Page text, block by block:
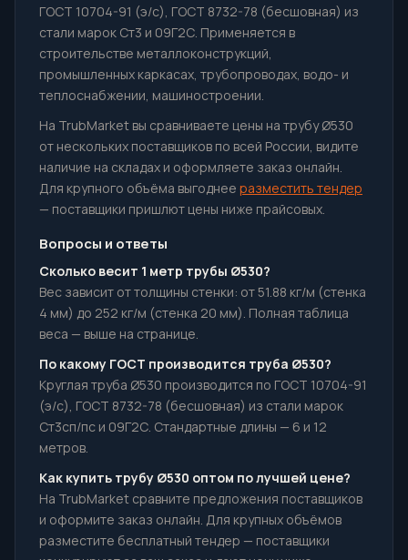
ГОСТ 10704-91 (э/с), ГОСТ 8732-78 (бесшовная) из
стали марок Ст3 и 09Г2С. Применяется в
строительстве металлоконструкций,
промышленных каркасах, трубопроводах, водо- и
теплоснабжении, машиностроении.
На TrubMarket вы сравниваете цены на трубу Ø530
от нескольких поставщиков по всей России, видите
наличие на складах и оформляете заказ онлайн.
Для крупного объёма выгоднее разместить тендер
— поставщики пришлют цены ниже прайсовых.
Вопросы и ответы
Сколько весит 1 метр трубы Ø530?
Вес зависит от толщины стенки: от 51.88 кг/м (стенка
4 мм) до 252 кг/м (стенка 20 мм). Полная таблица
веса — выше на странице.
По какому ГОСТ производится труба Ø530?
Круглая труба Ø530 производится по ГОСТ 10704-91
(э/с), ГОСТ 8732-78 (бесшовная) из стали марок
Ст3сп/пс и 09Г2С. Стандартные длины — 6 и 12
метров.
Как купить трубу Ø530 оптом по лучшей цене?
На TrubMarket сравните предложения поставщиков
и оформите заказ онлайн. Для крупных объёмов
разместите бесплатный тендер — поставщики